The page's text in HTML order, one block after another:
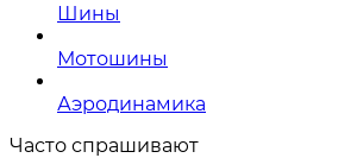
Шины
Мотошины
Аэродинамика
Часто спрашивают